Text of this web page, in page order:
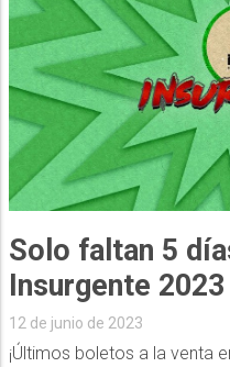
Solo faltan 5
Insurgente 2023
12 de junio de 2023
¡Últimos boletos a la venta